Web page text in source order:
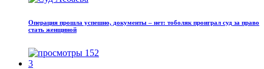
Операция прошла успешно, документы – нет: тоболяк проиграл суд за право
стать женщиной
152
3